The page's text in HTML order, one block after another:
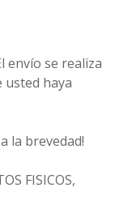
envío se realiza
usted haya
la brevedad!
FISICOS,